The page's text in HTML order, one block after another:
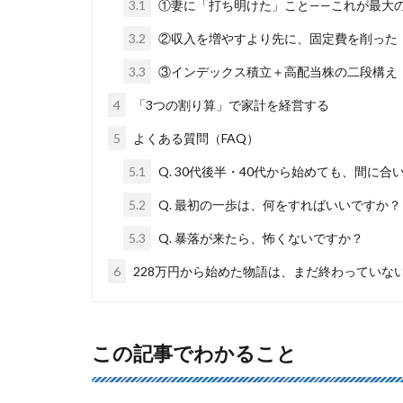
3.1 ①妻に「打ち明けた」こと——これが最大
3.2 ②収入を増やすより先に、固定費を削った
3.3 ③インデックス積立＋高配当株の二段構え
4 「3つの割り算」で家計を経営する
5 よくある質問（FAQ）
5.1 Q. 30代後半・40代から始めても、間に合
5.2 Q. 最初の一歩は、何をすればいいですか？
5.3 Q. 暴落が来たら、怖くないですか？
6 228万円から始めた物語は、まだ終わっていな
この記事でわかること